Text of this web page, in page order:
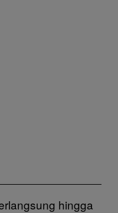
hingga